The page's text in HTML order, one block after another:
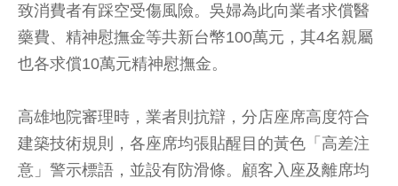
致消費者有踩空受傷風險。吳婦為此向業者求償醫
藥費、精神慰撫金等共新台幣100萬元，其4名親屬
也各求償10萬元精神慰撫金。
高雄地院審理時，業者則抗辯，分店座席高度符合
建築技術規則，各座席均張貼醒目的黃色「高差注
意」警示標語，並設有防滑條。顧客入座及離席均